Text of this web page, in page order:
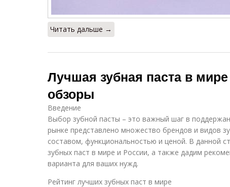
Читать дальше →
Лучшая зубная паста в
обзоры
Введение
Выбор зубной пасты – это важный шаг в
рынке представлено множество брендов и видов
составом, функциональностью и ценой. В данной
зубных паст в мире и России, а также дадим
варианта для ваших нужд.
Рейтинг лучших зубных паст в мире